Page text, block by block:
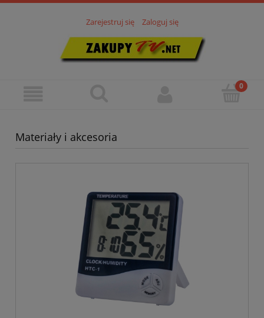
Zarejestruj się Zaloguj się
Materiały i akcesoria